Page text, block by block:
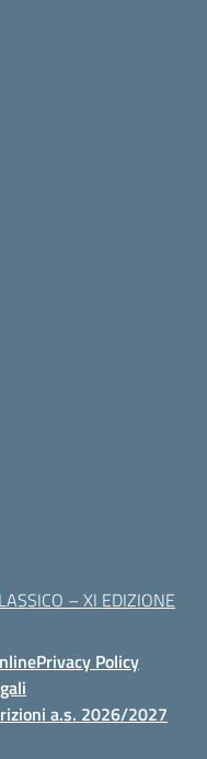
– XI EDIZIONE
Privacy Policy
a.s. 2026/2027